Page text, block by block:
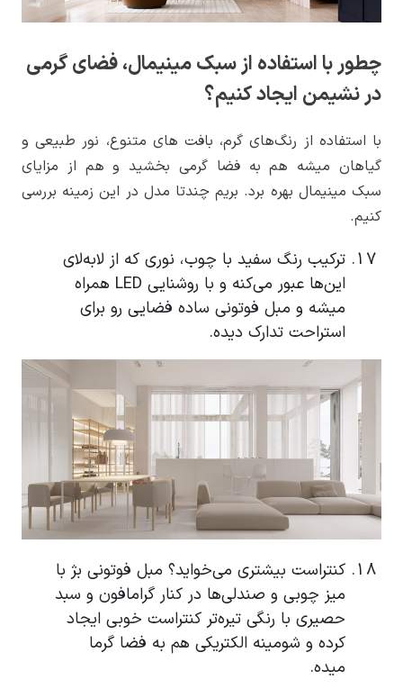
چطور با استفاده از سبک مینیمال، فضای گرمی
در نشیمن ایجاد کنیم؟
با استفاده از رنگ‌های گرم، بافت های متنوع، نور طبیعی و
گیاهان میشه هم به فضا گرمی بخشید و هم از مزایای
سبک مینیمال بهره برد. بریم چندتا مدل در این زمینه بررسی
کنیم.
ترکیب رنگ سفید با چوب، نوری که از لابه‌لای
این‌ها عبور می‌کنه و با روشنایی LED همراه
میشه و مبل فوتونی ساده فضایی رو برای
استراحت تدارک دیده.
کنتراست بیشتری می‌خواید؟ مبل فوتونی بژ با
میز چوبی و صندلی‌ها در کنار گرامافون و سبد
حصیری با رنگی تیره‌تر کنتراست خوبی ایجاد
کرده و شومینه الکتریکی هم به فضا گرما
میده.